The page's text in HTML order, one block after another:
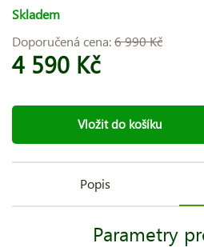
Skladem
Doporučená cena:6 990 Kč
4 590 Kč
Vložit do košíku
Popis
Parametry